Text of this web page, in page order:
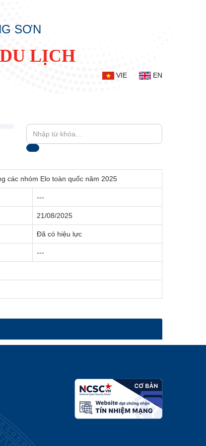
SƠN
LỊCH
VIE EN
các nhóm Elo toàn quốc năm 2025
---
21/08/2025
Đã có hiệu lực
---